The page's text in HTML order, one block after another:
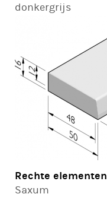
donkergrijs
Rechte elementen
Saxum